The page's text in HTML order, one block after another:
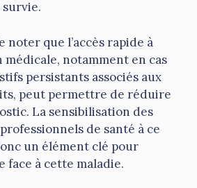
noter que l’accès rapide à
notamment en cas
persistants associés aux
peut permettre de réduire
La sensibilisation des
de santé à ce
un élément clé pour
face à cette maladie.